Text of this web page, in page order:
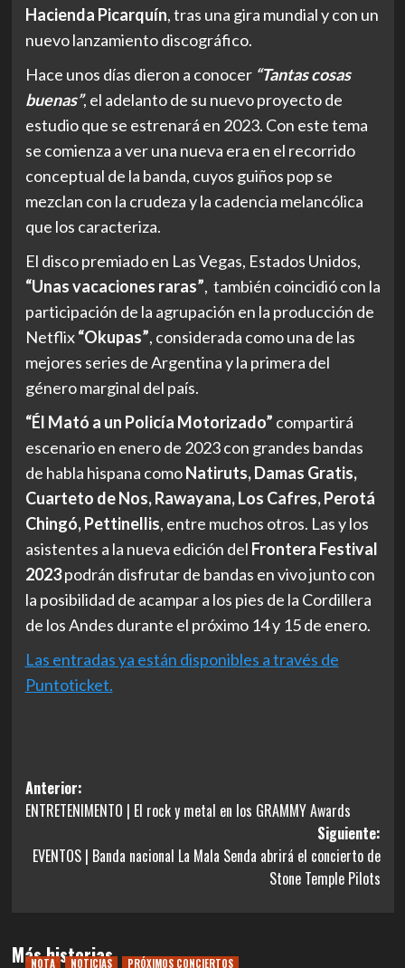
Hacienda Picarquín, tras una gira mundial y con un
nuevo lanzamiento discográfico.
Hace unos días dieron a conocer “Tantas cosas
buenas”, el adelanto de su nuevo proyecto de
estudio que se estrenará en 2023. Con este tema
se comienza a ver una nueva era en el recorrido
conceptual de la banda, cuyos guiños pop se
mezclan con la crudeza y la cadencia melancólica
que los caracteriza.
El disco premiado en Las Vegas, Estados Unidos,
“Unas vacaciones raras”, también coincidió con la
participación de la agrupación en la producción de
Netflix“Okupas”, considerada como una de las
mejores series de Argentina y la primera del
género marginal del país.
“Él Mató a un Policía Motorizado” compartirá
escenario en enero de 2023 con grandes bandas
de habla hispana comoNatiruts, Damas Gratis,
Cuarteto de Nos, Rawayana, Los Cafres, Perotá
Chingó, Pettinellis, entre muchos otros. Las y los
asistentes a la nueva edición del Frontera Festival
2023podrán disfrutar de bandas en vivo junto con
la posibilidad de acampar a los pies de la Cordillera
de los Andes durante el próximo 14 y 15 de enero.
Las entradas ya están disponibles a través de
Puntoticket.
Navegación
de
entradas
Anterior:
ENTRETENIMENTO | El rock y metal en los GRAMMY Awards
Siguiente:
EVENTOS | Banda nacional La Mala Senda abrirá el concierto de
Stone Temple Pilots
Más historias
NOTA NOTICIAS PRÓXIMOS CONCIERTOS